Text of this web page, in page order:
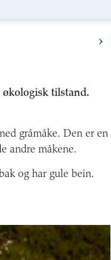
tilstand.
gråmåke. Den er en
andre måkene.
og har gule bein.